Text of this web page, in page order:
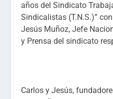
años del Sindicato
Sindicalistas (T.N.S.)”
Jesús Muñoz, Jefe
y Prensa del sindicato
Carlos y Jesús,